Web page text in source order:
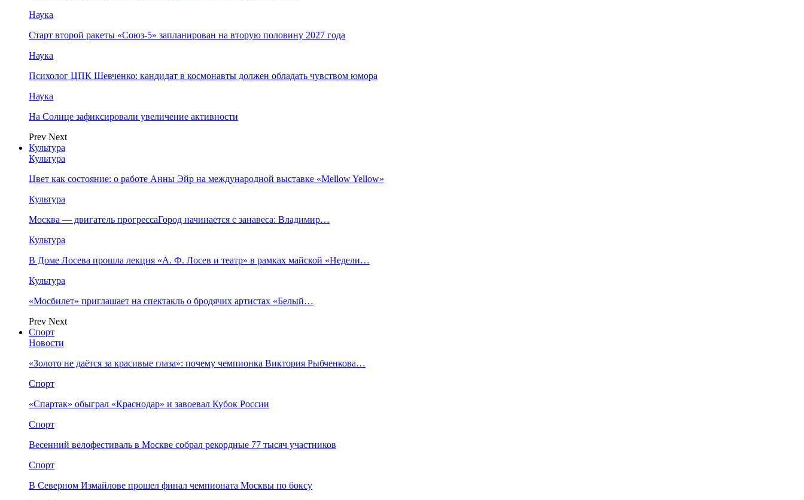
Наука
Старт второй ракеты «Союз-5» запланирован на вторую половину 2027 года
Наука
Психолог ЦПК Шевченко: кандидат в космонавты должен обладать чувством юмора
Наука
На Солнце зафиксировали увеличение активности
Prev Next
Культура
Культура
Цвет как состояние: о работе Анны Эйр на международной выставке «Mellow Yellow»
Культура
Москва — двигатель прогрессаГород начинается с занавеса: Владимир…
Культура
В Доме Лосева прошла лекция «А. Ф. Лосев и театр» в рамках майской «Недели…
Культура
«Мосбилет» приглашает на спектакль о бродячих артистах «Белый…
Prev Next
Спорт
Новости
«Золото не даётся за красивые глаза»: почему чемпионка Виктория Рыбченкова…
Спорт
«Спартак» обыграл «Краснодар» и завоевал Кубок России
Спорт
Весенний велофестиваль в Москве собрал рекордные 77 тысяч участников
Спорт
В Северном Измайлове прошел финал чемпионата Москвы по боксу